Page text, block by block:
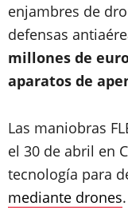
enjambres de
defensas
millones de
aparatos de
Las maniobras
el 30 de abril en
tecnología para
mediante drones